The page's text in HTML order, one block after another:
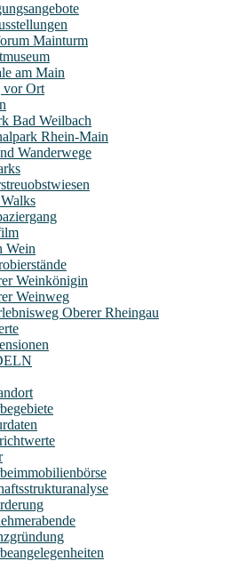
Mainturm
am Main
vor Ort
Bad Weilbach
Rhein-Main
Wanderwege
Wein
Weinkönigin
Weinweg
Oberer Rheingau